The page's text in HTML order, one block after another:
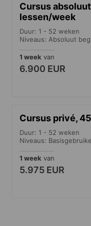
Cursus
lessen/week
Duur: 1 - 52 weken
Niveaus: Absoluut
1 week van
6.900 EUR
Cursus privé,
Duur: 1 - 52 weken
Niveaus:
1 week van
5.975 EUR